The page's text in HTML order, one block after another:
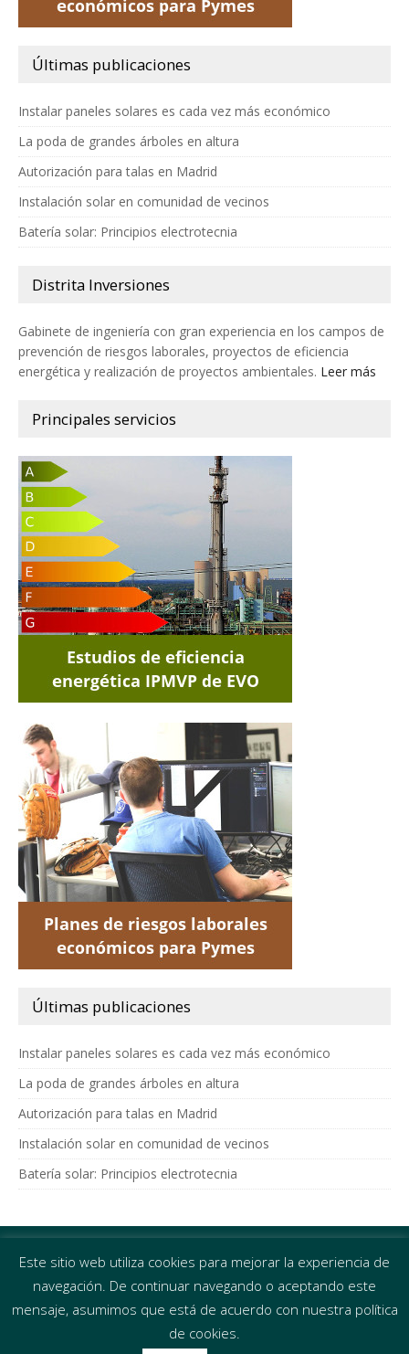
Últimas publicaciones
Instalar paneles solares es cada vez más económico
La poda de grandes árboles en altura
Autorización para talas en Madrid
Instalación solar en comunidad de vecinos
Batería solar: Principios electrotecnia
Distrita Inversiones
Gabinete de ingeniería con gran experiencia en los campos de
prevención de riesgos laborales, proyectos de eficiencia
energética y realización de proyectos ambientales. Leer más
Principales servicios
Últimas publicaciones
Instalar paneles solares es cada vez más económico
La poda de grandes árboles en altura
Autorización para talas en Madrid
Instalación solar en comunidad de vecinos
Batería solar: Principios electrotecnia
Distrita Inversiones
Eficiencia energética y prevención de riesgos laborales
C/ García de Paredes 22,
Madrid
Este sitio web utiliza cookies para mejorar la experiencia de
navegación. De continuar navegando o aceptando este
mensaje, asumimos que está de acuerdo con nuestra política
de cookies.